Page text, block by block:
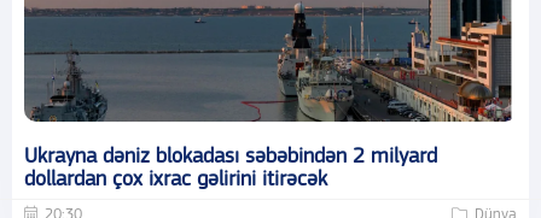
Ukrayna dəniz blokadası səbəbindən 2 milyard
dollardan çox ixrac gəlirini itirəcək